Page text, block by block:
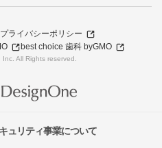
プライバシーポリシー
best choice 歯科 byGMO
All Rights reserved.
ュリティ事業について